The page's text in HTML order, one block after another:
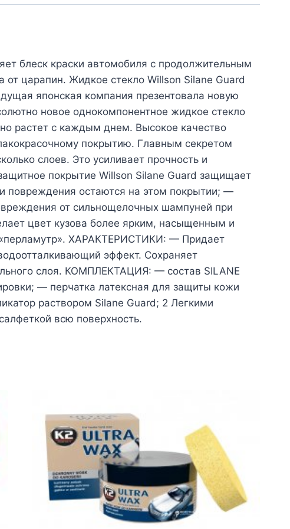
блеск краски автомобиля с продолжительным
царапин. Жидкое стекло Willson Silane Guard
японская компания презентовала новую
новое однокомпонентное жидкое стекло
растет с каждым днем. Высокое качество
покрытию. Главным секретом
слоев. Это усиливает прочность и
покрытие Willson Silane Guard защищает
повреждения остаются на этом покрытии; —
от сильнощелочных шампуней при
цвет кузова более ярким, насыщенным и
«перламутр». ХАРАКТЕРИСТИКИ: — Придает
эффект. Сохраняет
слоя. КОМПЛЕКТАЦИЯ: — состав SILANE
— перчатка латексная для защиты кожи
раствором Silane Guard; 2 Легкими
всю поверхность.